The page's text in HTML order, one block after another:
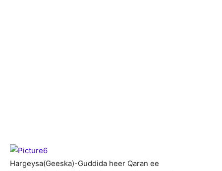
Hargeysa(Geeska)-Guddida heer Qaran ee